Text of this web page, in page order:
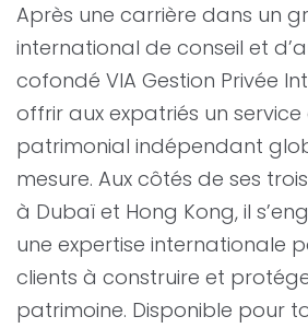
Après une carrière dans un
international de conseil et
cofondé VIA Gestion Privée
offrir aux expatriés un service
patrimonial indépendant
mesure. Aux côtés de ses
à Dubaï et Hong Kong, il
une expertise internationale
clients à construire et
patrimoine. Disponible pour